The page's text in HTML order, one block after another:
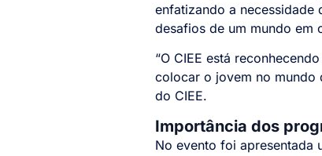
enfatizando a necessidade
desafios de um mundo em
“O CIEE está
colocar o jovem no mundo
do CIEE.
Importância dos
No evento foi apresentada